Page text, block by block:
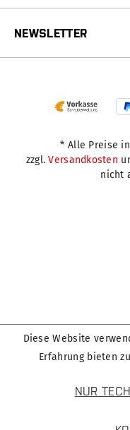
NEWSLETTER
* Alle Preise
zzgl.Versandkosten
nicht
Diese Website
Erfahrung bieten
NUR